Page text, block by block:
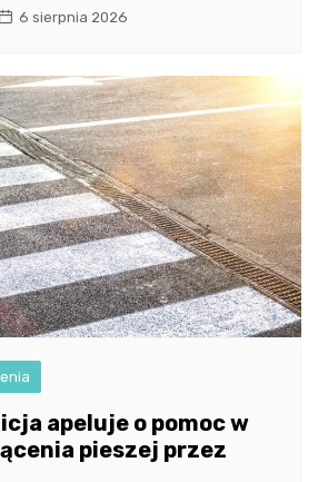
6 sierpnia 2026
apeluje o pomoc w
pieszej przez